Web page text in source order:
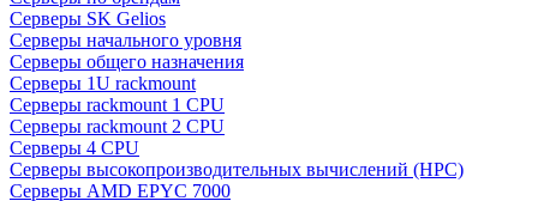
Серверы SK Gelios
Серверы начального уровня
Серверы общего назначения
Серверы 1U rackmount
Серверы rackmount 1 CPU
Серверы rackmount 2 CPU
Серверы 4 CPU
Серверы высокопроизводительных вычислений (HPC)
Серверы AMD EPYC 7000